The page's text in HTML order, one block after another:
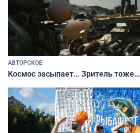
АВТОРСКОЕ
Космос засыпает… Зритель тоже…